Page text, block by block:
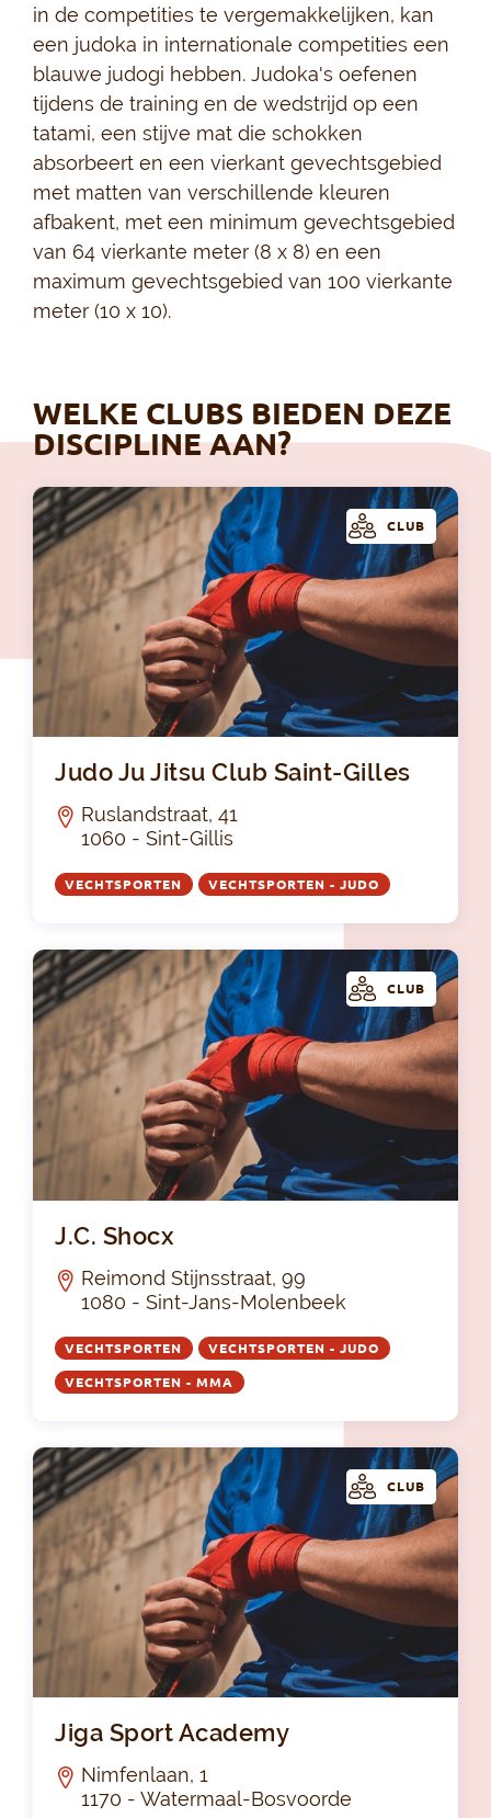
in de competities te vergemakkelijken, kan
een judoka in internationale competities een
blauwe judogi hebben. Judoka's oefenen
tijdens de training en de wedstrijd op een
tatami, een stijve mat die schokken
absorbeert en een vierkant gevechtsgebied
met matten van verschillende kleuren
afbakent, met een minimum gevechtsgebied
van 64 vierkante meter (8 x 8) en een
maximum gevechtsgebied van 100 vierkante
meter (10 x 10).
WELKE CLUBS BIEDEN DEZE
DISCIPLINE AAN?
CLUB
Judo Ju Jitsu Club Saint-Gilles
Ruslandstraat, 41
1060 - Sint-Gillis
VECHTSPORTEN VECHTSPORTEN - JUDO
CLUB
J.C. Shocx
Reimond Stijnsstraat, 99
1080 - Sint-Jans-Molenbeek
VECHTSPORTEN VECHTSPORTEN - JUDO
VECHTSPORTEN - MMA
CLUB
Jiga Sport Academy
Nimfenlaan, 1
1170 - Watermaal-Bosvoorde